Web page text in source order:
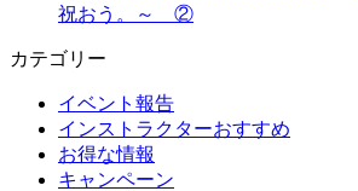
祝おう。～ ②
カテゴリー
イベント報告
インストラクターおすすめ
お得な情報
キャンペーン